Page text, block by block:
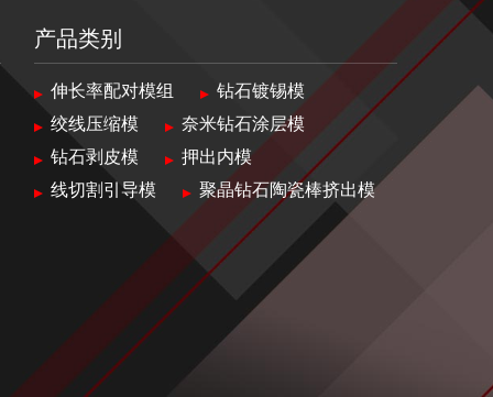
产品类别
伸长率配对模组
钻石镀锡模
绞线压缩模
奈米钻石涂层模
钻石剥皮模
押出内模
线切割引导模
聚晶钻石陶瓷棒挤出模